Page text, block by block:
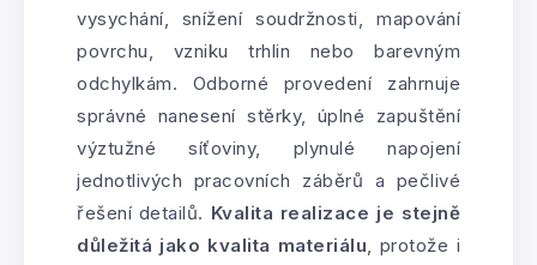
vysychání, snížení soudržnosti, mapování
povrchu, vzniku trhlin nebo barevným
odchylkám. Odborné provedení zahrnuje
správné nanesení stěrky, úplné zapuštění
výztužné síťoviny, plynulé napojení
jednotlivých pracovních záběrů a pečlivé
řešení detailů. Kvalita realizace je stejně
důležitá jako kvalita materiálu, protože i